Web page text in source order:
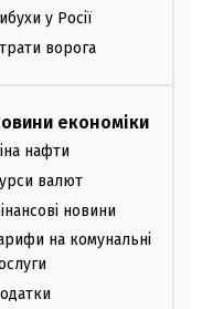
у Росії
ворога
економіки
нафти
валют
новини
на комунальні